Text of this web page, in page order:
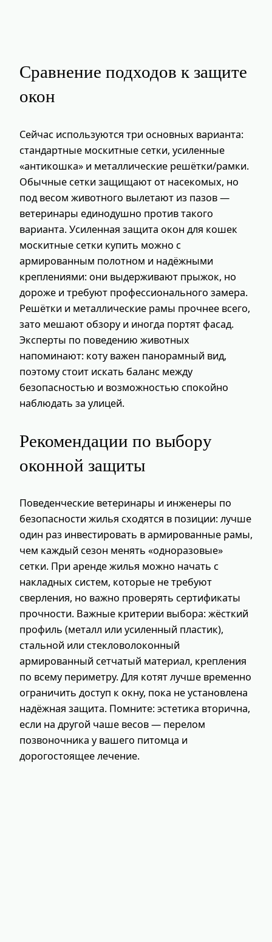
Сравнение подходов к защите
окон
Сейчас используются три основных варианта:
стандартные москитные сетки, усиленные
«антикошка» и металлические решётки/рамки.
Обычные сетки защищают от насекомых, но
под весом животного вылетают из пазов —
ветеринары единодушно против такого
варианта. Усиленная защита окон для кошек
москитные сетки купить можно с
армированным полотном и надёжными
креплениями: они выдерживают прыжок, но
дороже и требуют профессионального замера.
Решётки и металлические рамы прочнее всего,
зато мешают обзору и иногда портят фасад.
Эксперты по поведению животных
напоминают: коту важен панорамный вид,
поэтому стоит искать баланс между
безопасностью и возможностью спокойно
наблюдать за улицей.
Рекомендации по выбору
оконной защиты
Поведенческие ветеринары и инженеры по
безопасности жилья сходятся в позиции: лучше
один раз инвестировать в армированные рамы,
чем каждый сезон менять «одноразовые»
сетки. При аренде жилья можно начать с
накладных систем, которые не требуют
сверления, но важно проверять сертификаты
прочности. Важные критерии выбора: жёсткий
профиль (металл или усиленный пластик),
стальной или стекловолоконный
армированный сетчатый материал, крепления
по всему периметру. Для котят лучше временно
ограничить доступ к окну, пока не установлена
надёжная защита. Помните: эстетика вторична,
если на другой чаше весов — перелом
позвоночника у вашего питомца и
дорогостоящее лечение.